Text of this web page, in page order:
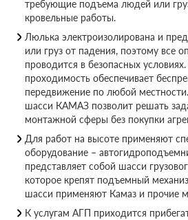
требующие подъема людей или
кровельные работы.
Люлька электроизолирована и
или груз от падения, поэтому все
проводится в безопасных
проходимость обеспечивает
передвижение по любой
шасси КАМАЗ позволит решать
монтажной сферы без покупки
Для работ на высоте применяют
оборудование –
представляет собой шасси
которое крепят подъемный
шасси применяют Камаз и прочие
К услугам АГП приходится